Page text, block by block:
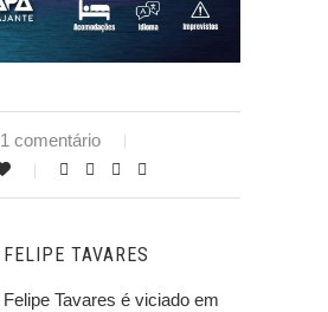
1 comentário
FELIPE TAVARES
Felipe Tavares é viciado em